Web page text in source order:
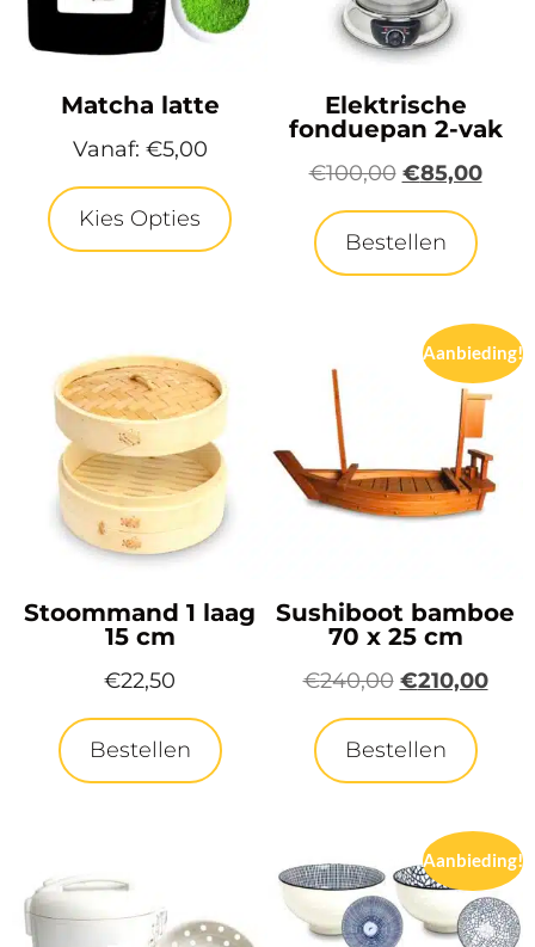
Matcha latte
Vanaf: €5,00
Kies Opties
Elektrische
fonduepan 2-vak
€100,00 €85,00
Bestellen
Stoommand 1 laag
15 cm
€22,50
Bestellen
Aanbieding!
Sushiboot bamboe
70 x 25 cm
€240,00 €210,00
Bestellen
Aanbieding!